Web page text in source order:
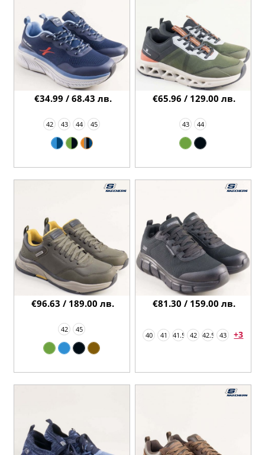
42 43 44 45
€34.99 / 68.43 лв.
43 44
€65.96 / 129.00 лв.
42 45
€96.63 / 189.00 лв.
40 41 41.5 42 42.5 43 +3
€81.30 / 159.00 лв.